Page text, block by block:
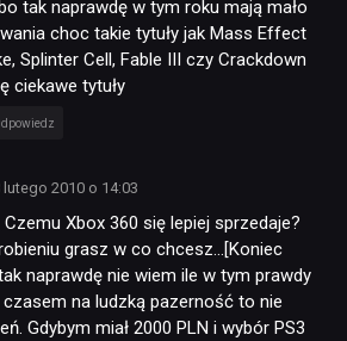
tak naprawdę w tym roku mają mało
choc takie tytuły jak Mass Effect
Splinter Cell, Fable III czy Crackdown
ciekawe tytuły
lutego 2010 o 14:03
Czemu Xbox 360 się lepiej sprzedaje?
grasz w co chcesz…[Koniec
naprawdę nie wiem ile w tym prawdy
na ludzką pazerność to nie
Gdybym miał 2000 PLN i wybór PS3